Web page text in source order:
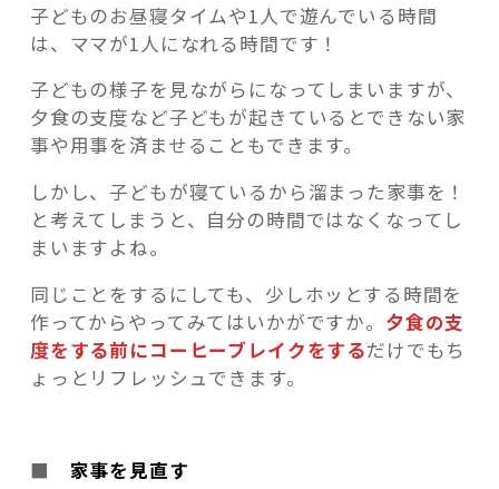
子どものお昼寝タイムや1人で遊んでいる時間
は、ママが1人になれる時間です！
子どもの様子を見ながらになってしまいますが、
夕食の支度など子どもが起きているとできない家
事や用事を済ませることもできます。
しかし、子どもが寝ているから溜まった家事を！
と考えてしまうと、自分の時間ではなくなってし
まいますよね。
同じことをするにしても、少しホッとする時間を
作ってからやってみてはいかがですか。 夕食の支
度をする前にコーヒーブレイクをするだけでもち
ょっとリフレッシュできます。
■ 家事を見直す